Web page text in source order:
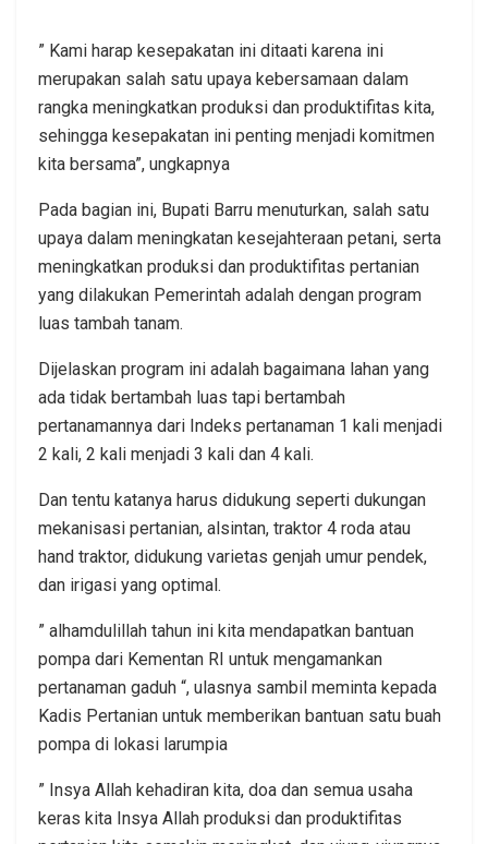
” Kami harap kesepakatan ini ditaati karena ini
merupakan salah satu upaya kebersamaan dalam
rangka meningkatkan produksi dan produktifitas kita,
sehingga kesepakatan ini penting menjadi komitmen
kita bersama”, ungkapnya
Pada bagian ini, Bupati Barru menuturkan, salah satu
upaya dalam meningkatan kesejahteraan petani, serta
meningkatkan produksi dan produktifitas pertanian
yang dilakukan Pemerintah adalah dengan program
luas tambah tanam.
Dijelaskan program ini adalah bagaimana lahan yang
ada tidak bertambah luas tapi bertambah
pertanamannya dari Indeks pertanaman 1 kali menjadi
2 kali, 2 kali menjadi 3 kali dan 4 kali.
Dan tentu katanya harus didukung seperti dukungan
mekanisasi pertanian, alsintan, traktor 4 roda atau
hand traktor, didukung varietas genjah umur pendek,
dan irigasi yang optimal.
” alhamdulillah tahun ini kita mendapatkan bantuan
pompa dari Kementan RI untuk mengamankan
pertanaman gaduh “, ulasnya sambil meminta kepada
Kadis Pertanian untuk memberikan bantuan satu buah
pompa di lokasi larumpia
” Insya Allah kehadiran kita, doa dan semua usaha
keras kita Insya Allah produksi dan produktifitas